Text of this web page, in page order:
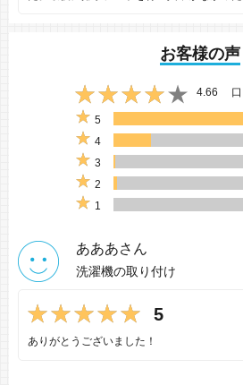
お客様の声
4.66
5
4
3
2
1
あああさん
洗濯機の取り付け
5
ありがとうございました！